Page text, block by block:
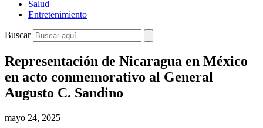
Salud
Entretenimiento
Buscar
Representación de Nicaragua en México
en acto conmemorativo al General
Augusto C. Sandino
mayo 24, 2025